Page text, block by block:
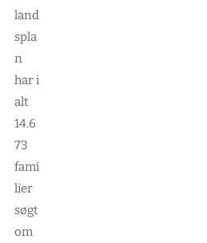
land
spla
n
har i
alt
14.6
73
fami
lier
søgt
om